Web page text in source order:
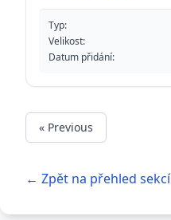
Typ:
Velikost:
Datum přidání:
« Previous
← Zpět na přehled sekcí